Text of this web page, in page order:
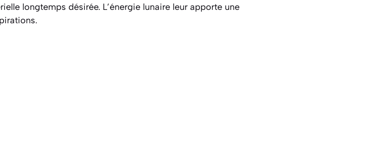
longtemps désirée. L’énergie lunaire leur apporte une